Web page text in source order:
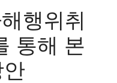
행위취
통해 본